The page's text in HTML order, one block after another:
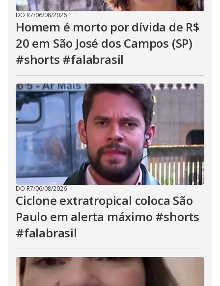
DO R7/06/08/2026
Homem é morto por dívida de R$
20 em São José dos Campos (SP)
#shorts #falabrasil
DO R7/06/08/2026
Ciclone extratropical coloca São
Paulo em alerta máximo #shorts
#falabrasil